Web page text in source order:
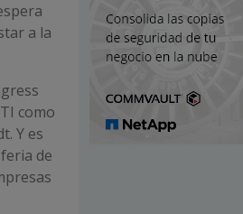
a la
como
Y es
de